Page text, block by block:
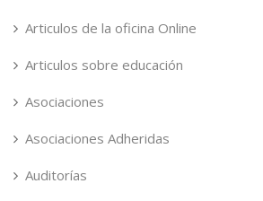
Articulos de la oficina Online
Articulos sobre educación
Asociaciones
Asociaciones Adheridas
Auditorías